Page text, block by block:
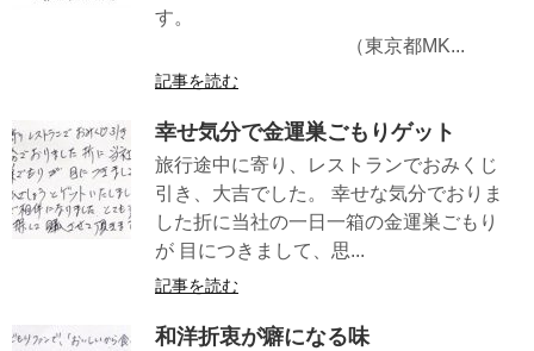
す。
（東京都MK...
記事を読む
幸せ気分で金運巣ごもりゲット
旅行途中に寄り、レストランでおみくじ
引き、大吉でした。 幸せな気分でおりま
した折に当社の一日一箱の金運巣ごもり
が 目につきまして、思...
記事を読む
和洋折衷が癖になる味